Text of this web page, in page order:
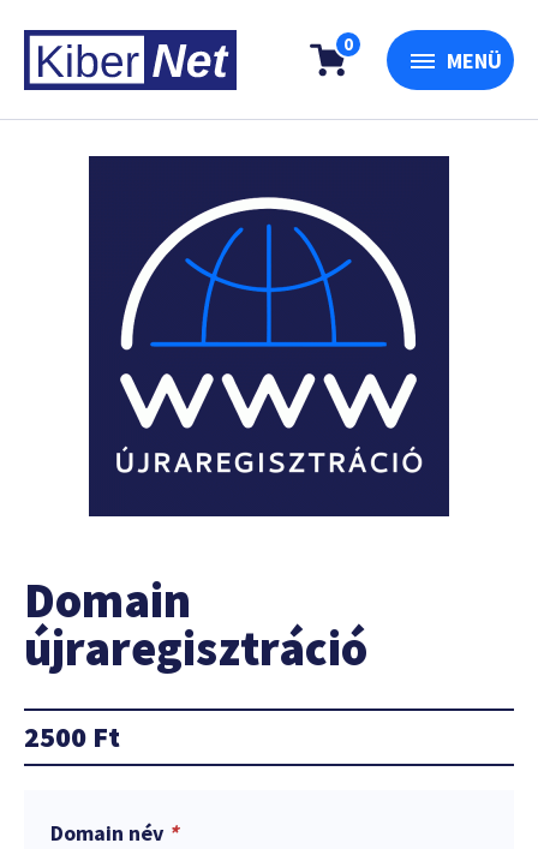
0
MENÜ
Domain
újraregisztráció
2500 Ft
Domain név *